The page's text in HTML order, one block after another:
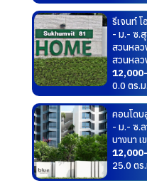
รีเจนท์
- ม.- ซ.
สวนหลว
สวนหลว
0.0 ตร.ม.
คอนโดบ
- ม.- ซ.
บางนา
25.0 ตร